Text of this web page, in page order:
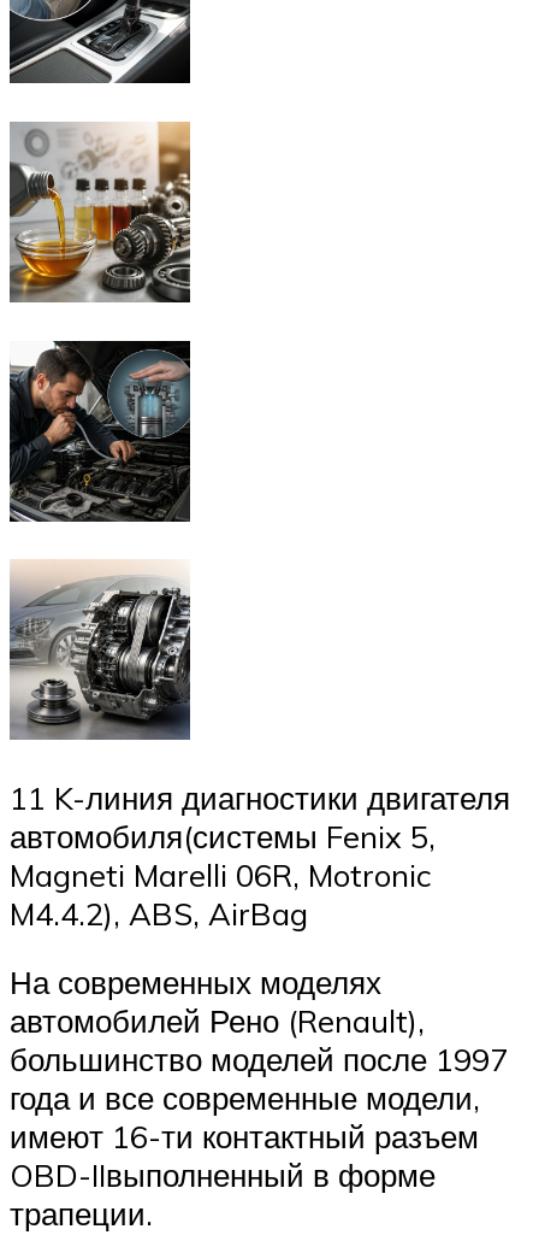
11 K-линия диагностики двигателя
автомобиля(системы Fenix 5,
Magneti Marelli 06R, Motronic
M4.4.2), ABS, AirBag
На современных моделях
автомобилей Рено (Renault),
большинство моделей после 1997
года и все современные модели,
имеют 16-ти контактный разъем
OBD-IIвыполненный в форме
трапеции.